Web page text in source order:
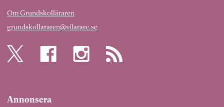
Om Grundskolläraren
grundskollararen@vilarare.se
Annonsera